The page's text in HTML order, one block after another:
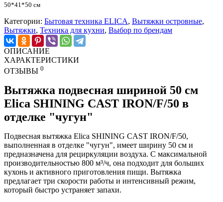
50*41*50 см
Категории: Бытовая техника ELICA, Вытяжки островные,
Вытяжки, Техника для кухни, Выбор по брендам
ОПИСАНИЕ
ХАРАКТЕРИСТИКИ
ОТЗЫВЫ 0
Вытяжка подвесная шириной 50 см
Elica SHINING CAST IRON/F/50 в
отделке "чугун"
Подвесная вытяжка Elica SHINING CAST IRON/F/50,
выполненная в отделке "чугун", имеет ширину 50 см и
предназначена для рециркуляции воздуха. С максимальной
производительностью 800 м³/ч, она подходит для больших
кухонь и активного приготовления пищи. Вытяжка
предлагает три скорости работы и интенсивный режим,
который быстро устраняет запахи.